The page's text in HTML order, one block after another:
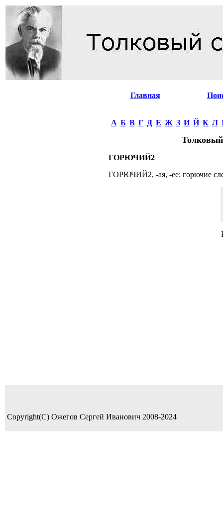
Главная
А Б В Г Д Е Ж З И Й К Л
ГОРЮЧИЙ2
ГОРЮЧИЙ2, -ая, -ее: горючие
Copyright(C) Ожегов Сергей Иванович 2008-2024